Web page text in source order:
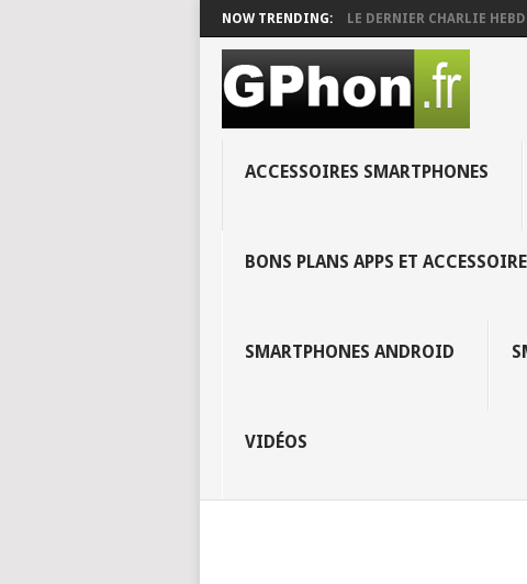
NOW TRENDING: LE DERNIER CHARLIE
ACCESSOIRES SMARTPHONES
BONS PLANS APPS ET
SMARTPHONES ANDROID
VIDÉOS